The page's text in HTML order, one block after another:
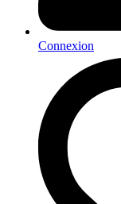
Connexion